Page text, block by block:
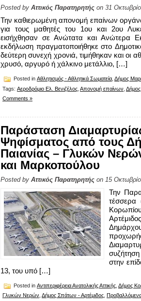
Posted by Αττικός Παρατηρητής on 31
Την καθιερωμένη απονομή επαίνων
για τους μαθητές του 1ου και 2ου
εισήχθησαν σε Ανώτατα και Ανώτερα
εκδήλωση πραγματοποιήθηκε στο
δεύτερη συνεχή χρονιά, τιμήθηκαν και οι
χρυσό, αργυρό ή χάλκινο μετάλλιο, […]
Posted in Αθλητισμός - Αθλητικά Σωματεία Δήμος
Tags: Αεροδρόμιο Ελ. Βενιζέλος Απονομή επαίνων
Comments »
Παράσταση
Ψηφίσματος από τους
Παιανίας – Γλυκών
και Μαρκοπούλου
Posted by Αττικός Παρατηρητής on 15
Την
τέσσερα
στην
13, του υπό […]
Posted in Αντιπεριφέρεια Ανατολικής Αττικής Δήμος
Γλυκών Νερών Δήμος Σπάτων - Αρτέμιδος